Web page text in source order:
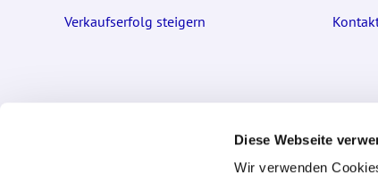
Diese Webseite
Wir verwenden
Verkaufserfolg steigern